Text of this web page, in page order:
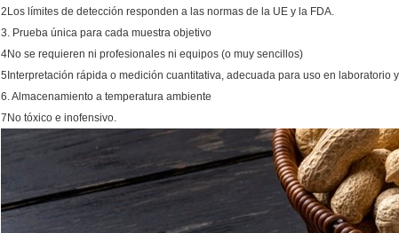
2Los límites de detección responden a las normas de la UE y la FDA.
3. Prueba única para cada muestra objetivo
4No se requieren ni profesionales ni equipos (o muy sencillos)
5Interpretación rápida o medición cuantitativa, adecuada para uso en laboratorio
6. Almacenamiento a temperatura ambiente
7No tóxico e inofensivo.